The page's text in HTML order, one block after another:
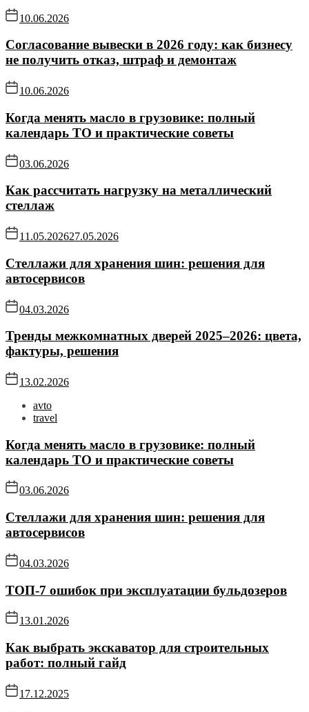
10.06.2026
Согласование вывески в 2026 году: как бизнесу
не получить отказ, штраф и демонтаж
10.06.2026
Когда менять масло в грузовике: полный
календарь ТО и практические советы
03.06.2026
Как рассчитать нагрузку на металлический
стеллаж
11.05.202627.05.2026
Стеллажи для хранения шин: решения для
автосервисов
04.03.2026
Тренды межкомнатных дверей 2025–2026: цвета,
фактуры, решения
13.02.2026
avto
travel
Когда менять масло в грузовике: полный
календарь ТО и практические советы
03.06.2026
Стеллажи для хранения шин: решения для
автосервисов
04.03.2026
ТОП-7 ошибок при эксплуатации бульдозеров
13.01.2026
Как выбрать экскаватор для строительных
работ: полный гайд
17.12.2025